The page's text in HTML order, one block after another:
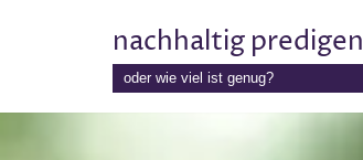
springen
nachhaltig predigen
oder wie viel ist genug?